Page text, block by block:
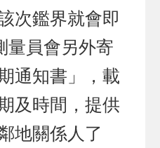
次鑑界就會即
量員會另外寄
通知書」，載
及時間，提供
地關係人了